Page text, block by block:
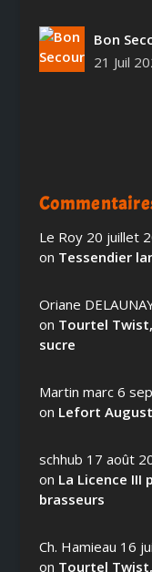
Bon
21 Juil
Le Roy 20 juillet
on Tessendier
Oriane
on Tourtel
sucre
Martin marc 6
on Lefort
schhub 17 août
on La Licence III
brasseurs
Ch. Hamieau 16
on Tourtel